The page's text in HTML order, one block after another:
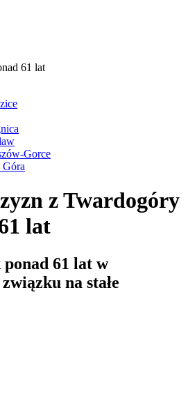
61 lat
z Twardogóry
lat
61 lat w
na stałe